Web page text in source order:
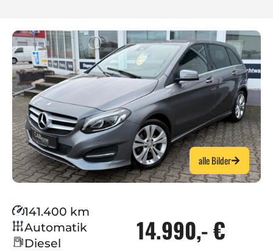
alle Bilder
141.400 km
Automatik
Diesel
14.990,- €